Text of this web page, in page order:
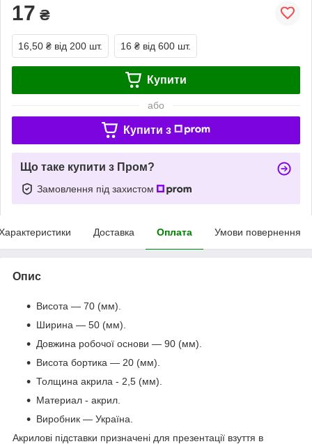
17 ₴
16,50 ₴ від 200 шт. 16 ₴ від 600 шт.
Купити
або
Купити з
Що таке купити з Пром?
Замовлення під захистом
Доставка Оплата Умови повернення
Опис
Висота — 70 (мм).
Ширина — 50 (мм).
Довжина робочої основи — 90 (мм).
Висота бортика — 20 (мм).
Толщина акрила - 2,5 (мм).
Материал - акрил.
Виробник — Україна.
Акрилові підставки призначені для презентації взуття в